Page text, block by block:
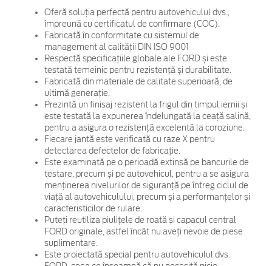
Oferă soluția perfectă pentru autovehiculul dvs.,
împreună cu certificatul de confirmare (COC).
Fabricată în conformitate cu sistemul de
management al calității DIN ISO 9001
Respectă specificațiile globale ale FORD și este
testată temeinic pentru rezistență și durabilitate.
Fabricată din materiale de calitate superioară, de
ultimă generație.
Prezintă un finisaj rezistent la frigul din timpul iernii și
este testată la expunerea îndelungată la ceață salină,
pentru a asigura o rezistență excelentă la coroziune.
Fiecare jantă este verificată cu raze X pentru
detectarea defectelor de fabricație.
Este examinată pe o perioadă extinsă pe bancurile de
testare, precum și pe autovehicul, pentru a se asigura
menținerea nivelurilor de siguranță pe întreg ciclul de
viață al autovehiculului, precum și a performanțelor și
caracteristicilor de rulare.
Puteți reutiliza piulițele de roată și capacul central
FORD originale, astfel încât nu aveți nevoie de piese
suplimentare.
Este proiectată special pentru autovehiculul dvs.